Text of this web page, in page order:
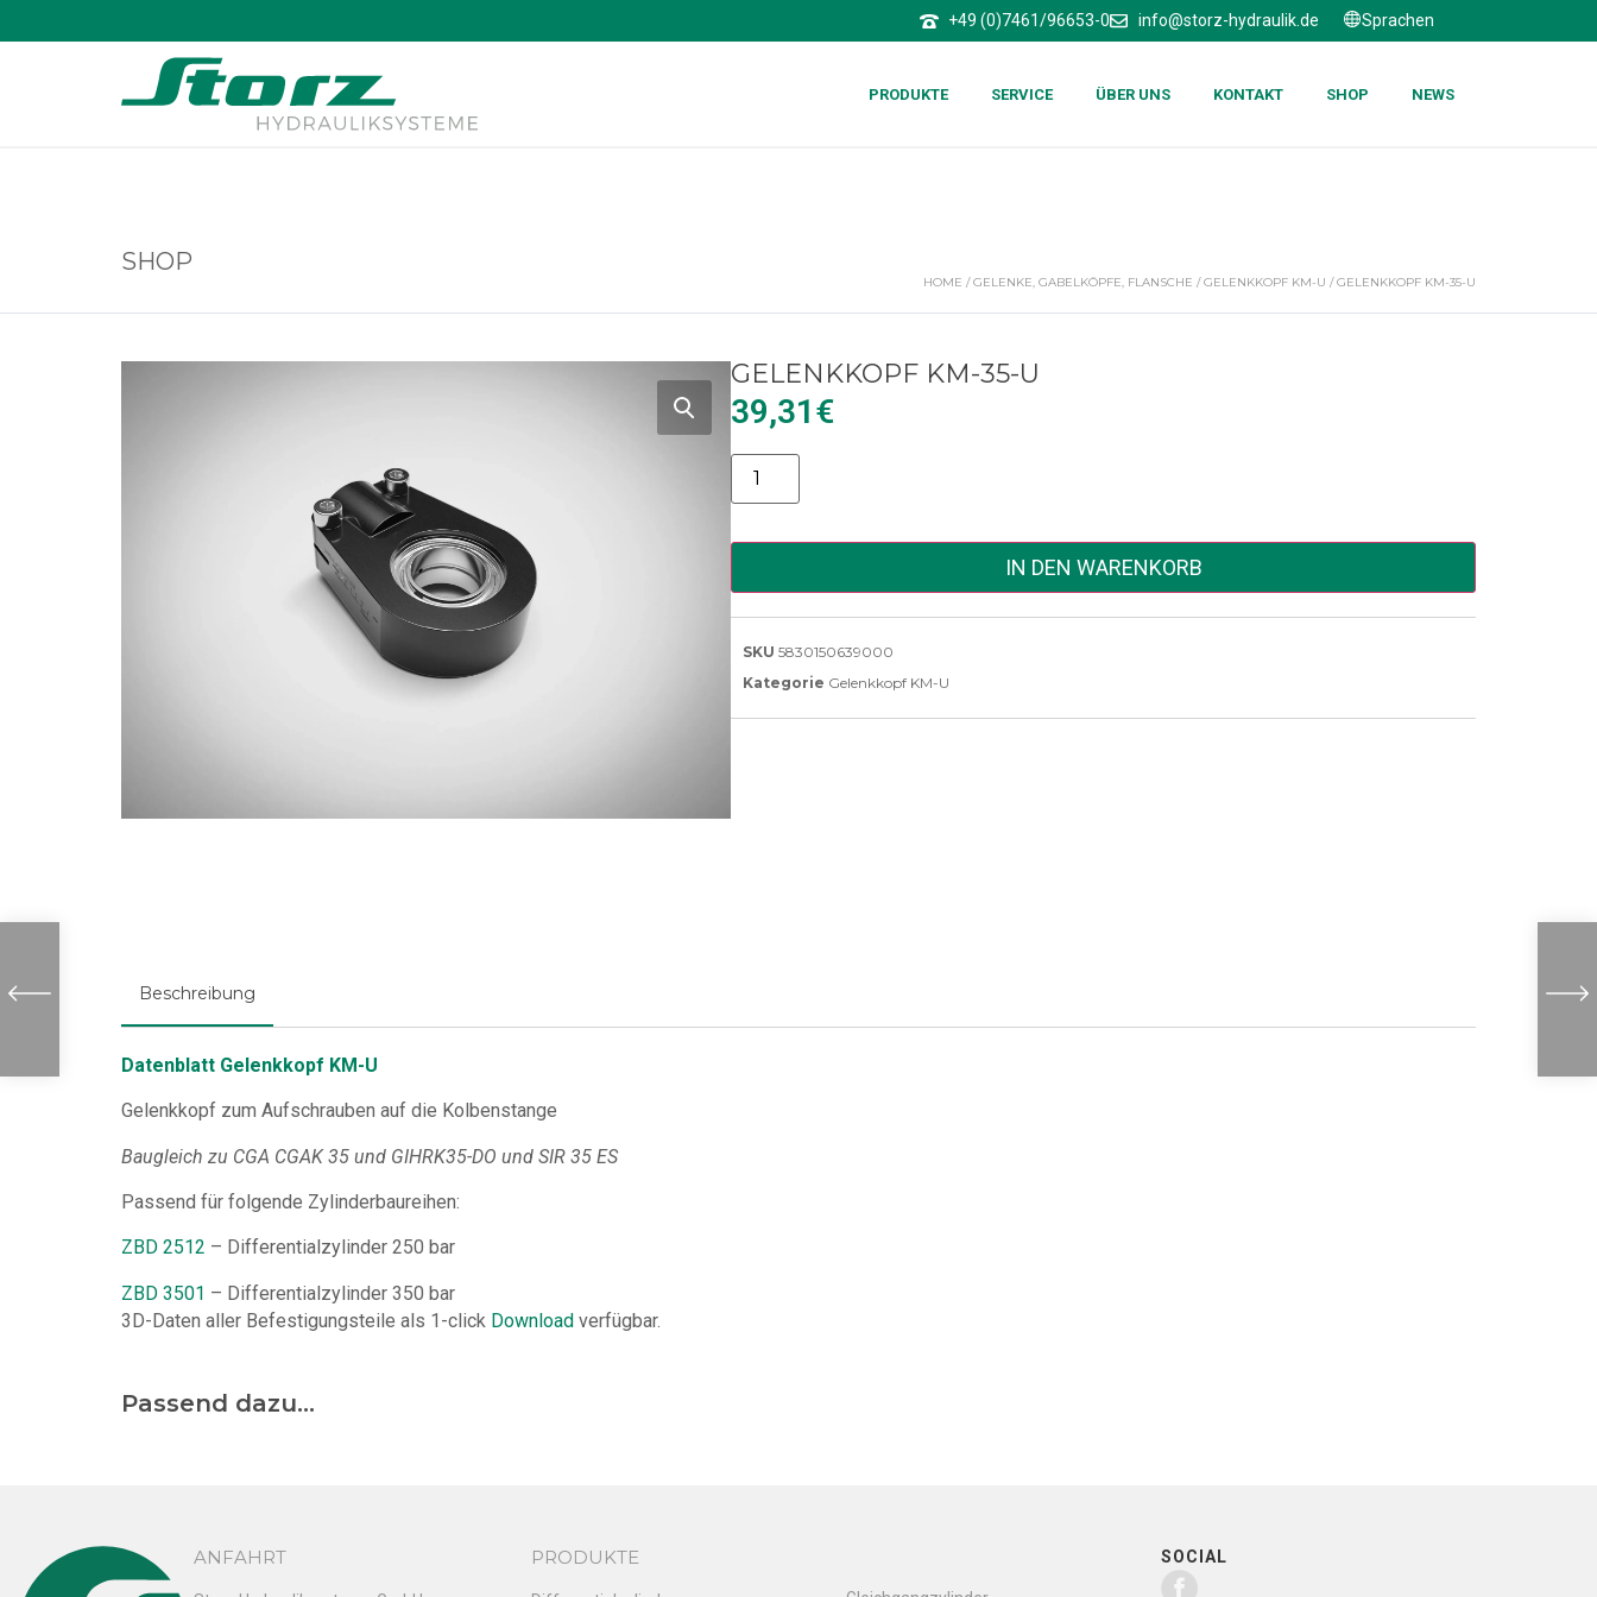
+49 (0)7461/96653-0 info@storz-hydraulik.de Sprachen
PRODUKTE SERVICE ÜBER UNS KONTAKT SHOP NEWS
SHOP
HOME /GELENKE, GABELKÖPFE, FLANSCHE /GELENKKOPF KM-U / GELENKKOPF KM-35-U
GELENKKOPF KM-35-U
39,31€
Alternative:
IN DEN WARENKORB
SKU 5830150639000
Kategorie Gelenkkopf KM-U
Beschreibung
Datenblatt Gelenkkopf KM-U
Gelenkkopf zum Aufschrauben auf die Kolbenstange
Baugleich zu CGA CGAK 35 und GIHRK35-DO und SIR 35 ES
Passend für folgende Zylinderbaureihen:
ZBD 2512 – Differentialzylinder 250 bar
ZBD 3501 – Differentialzylinder 350 bar
3D-Daten aller Befestigungsteile als 1-click Download verfügbar.
Passend dazu...
ANFAHRT PRODUKTE SOCIAL